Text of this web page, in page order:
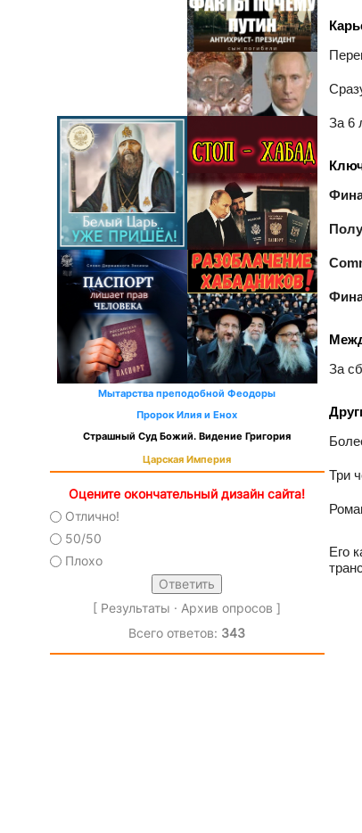
Мытарства преподобной Феодоры
Пророк Илия и Енох
Страшный Суд Божий. Видение Григория
Царская Империя
Оцените окончательный дизайн сайта!
Отлично!
50/50
Плохо
[ Результаты · Архив опросов ]
Всего ответов: 343
За 6
За
Три
Его